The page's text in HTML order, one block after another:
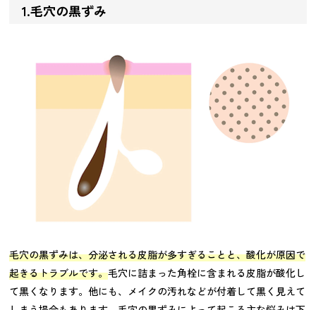
1.毛穴の黒ずみ
毛穴の黒ずみは、分泌される皮脂が多すぎることと、酸化が原因で
起きるトラブルです。毛穴に詰まった角栓に含まれる皮脂が酸化し
て黒くなります。他にも、メイクの汚れなどが付着して黒く見えて